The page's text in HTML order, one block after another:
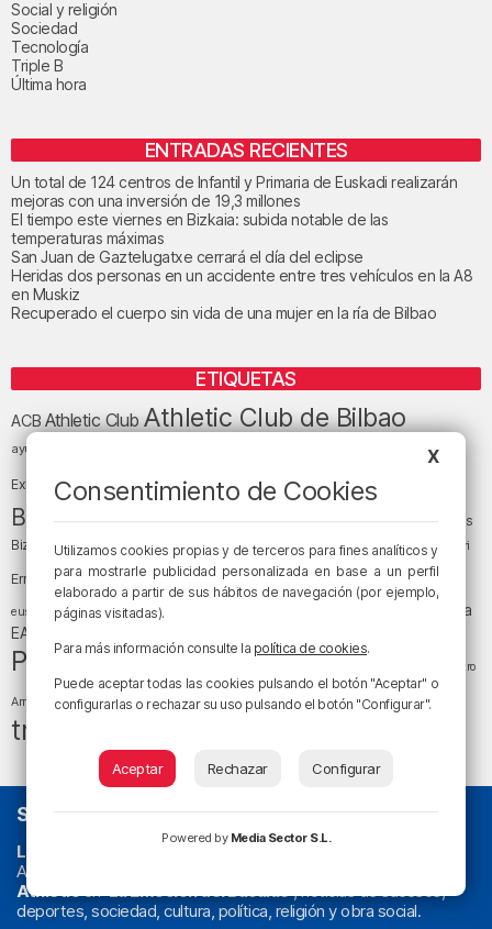
Social y religión
Sociedad
Tecnología
Triple B
Última hora
ENTRADAS RECIENTES
Un total de 124 centros de Infantil y Primaria de Euskadi realizarán
mejoras con una inversión de 19,3 millones
El tiempo este viernes en Bizkaia: subida notable de las
temperaturas máximas
San Juan de Gaztelugatxe cerrará el día del eclipse
Heridas dos personas en un accidente entre tres vehículos en la A8
en Muskiz
Recuperado el cuerpo sin vida de una mujer en la ría de Bilbao
ETIQUETAS
ACBAthletic ClubAthletic Club de Bilbao
ayuntamiento de Bilbao BEC (Bilbao
Exhibition Center) BilbaoBilbao Basket Bizkaia
Bizkaia y sus comarcas Copa del Rey cultura Cáritas
Bizkaia
Deusto Diócesis de Bilbao Egunon Bizkaia el tiempo Enkarterri
Ernesto Valverde Ertzaintza Euskadi (País Vasco)
euskera fiestas fútbol LaLiga
LaLiga
EA Sports
Política sociedadsucesos Teatro
Arriaga tiempotiempo atmosféricotráfico
tráfico en Bizkaia
SOBRE NOSOTROS
La radio sin cadenas
. Desde 1960 haciendo radio en Bilbao.
Actualidad y
Athletic
deportes, sociedad, cultura, política, religión y obra social.
X
Consentimiento de Cookies
Utilizamos cookies propias y de terceros para fines analíticos y
para mostrarle publicidad personalizada en base a un perfil
elaborado a partir de sus hábitos de navegación (por ejemplo,
páginas visitadas).
Para más información consulte la política de cookies.
Puede aceptar todas las cookies pulsando el botón "Aceptar" o
configurarlas o rechazar su uso pulsando el botón "Configurar".
Aceptar Rechazar Configurar
Powered by Media Sector S.L.